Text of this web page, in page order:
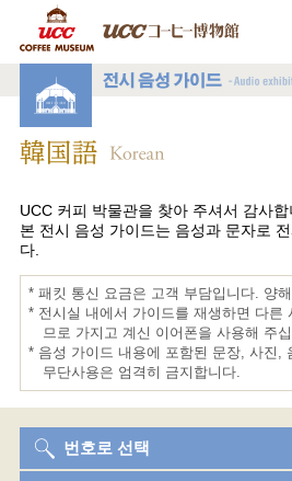
UCC 커피 박물관을 찾아 주셔서 감사합
본 전시 음성 가이드는 음성과 문자로
다.
* 패킷 통신 요금은 고객 부담입니다. 양
* 전시실 내에서 가이드를 재생하면 다른
므로 가지고 계신 이어폰을 사용해 주
* 음성 가이드 내용에 포함된 문장, 사진,
무단사용은 엄격히 금지합니다.
번호로 선택